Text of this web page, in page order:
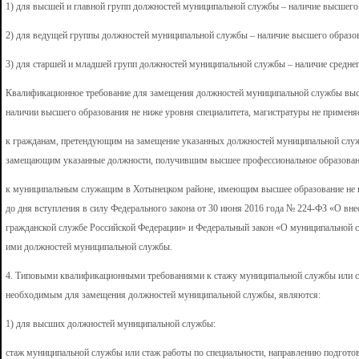
1) для высшей и главной групп должностей муниципальной службы – наличие
2) для ведущей группы должностей муниципальной службы – наличие высшего
3) для старшей и младшей групп должностей муниципальной службы – наличие
Квалификационное требование для замещения должностей муниципальной службы
наличии высшего образования не ниже уровня специалитета, магистратуры не
к гражданам, претендующим на замещение указанных должностей муниципальной
замещающим указанные должности, получившим высшее профессиональное
к муниципальным служащим в Хотынецком районе, имеющим высшее образование не
до дня вступления в силу Федерального закона от 30 июня 2016 года № 224-ФЗ «О
гражданской службе Российской Федерации» и Федеральный закон «О
ими должностей муниципальной службы.
4. Типовыми квалификационными требованиями к стажу муниципальной службы или
необходимым для замещения должностей муниципальной службы, являются:
1) для высших должностей муниципальной службы:
стаж муниципальной службы или стаж работы по специальности, направлению